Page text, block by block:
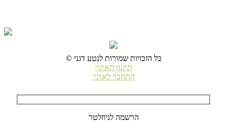
© כל הזכויות שמורות לנטע דגני
תקנון האתר
התחבר לאתר
הרשמה לניוזלטר